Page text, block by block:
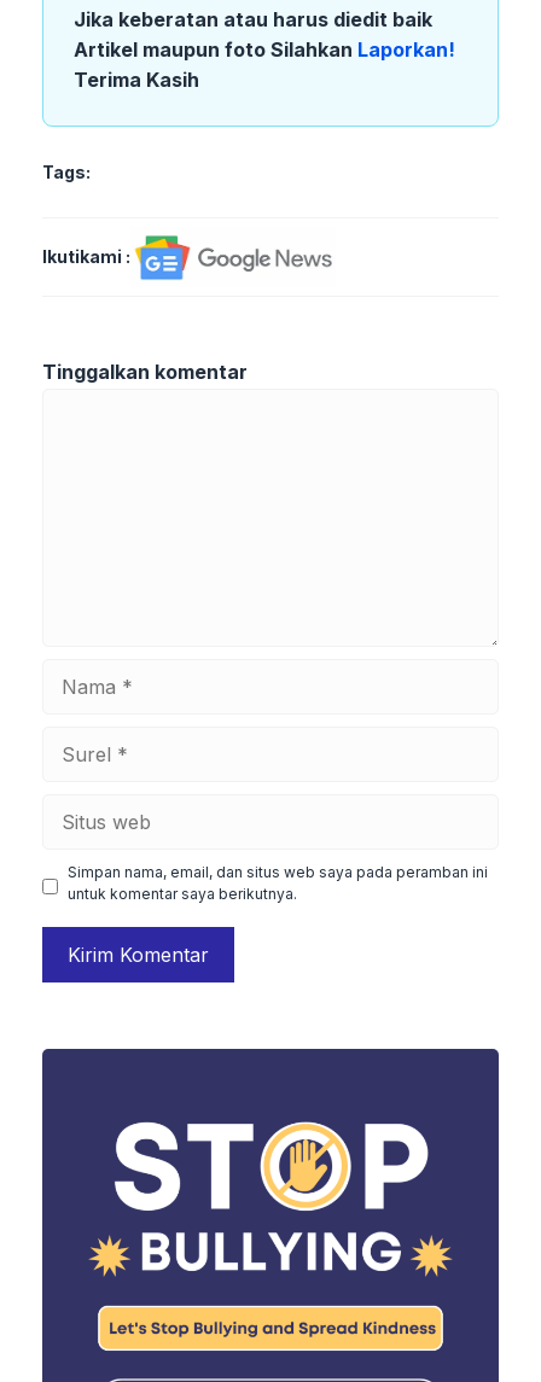
Jika keberatan atau harus diedit baik
Artikel maupun foto Silahkan Laporkan!
Terima Kasih
Tags:
Ikutikami :
Tinggalkan komentar
Simpan nama, email, dan situs web saya pada peramban ini
untuk komentar saya berikutnya.